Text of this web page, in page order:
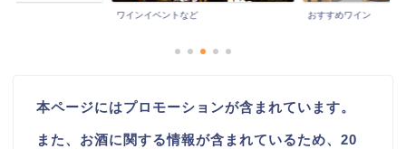
ワインイベントなど おすすめワイン
本ページにはプロモーションが含まれています。
また、お酒に関する情報が含まれているため、20